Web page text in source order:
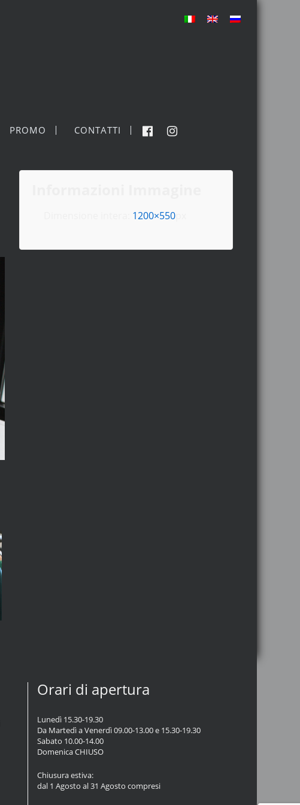
PROMO CONTATTI
1200×550px
Orari di apertura
Lunedì 15.30-19.30
Da Martedì a Venerdì 09.00-13.00 e 15.30-19.30
Sabato 10.00-14.00
Domenica CHIUSO
Chiusura estiva:
dal 1 Agosto al 31 Agosto compresi